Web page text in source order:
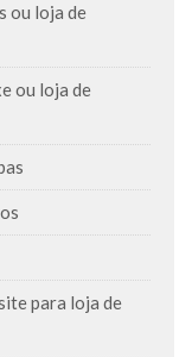
ou loja de
ou loja de
para loja de